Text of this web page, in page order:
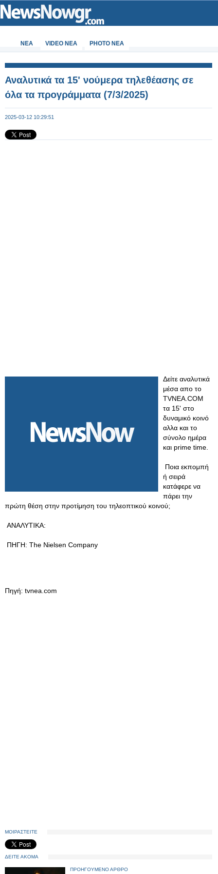
ΝΕΑ VIDEO NEA PHOTO NEA
Αναλυτικά τα 15' νούμερα τηλεθέασης σε
όλα τα προγράμματα (7/3/2025)
2025-03-12 10:29:51
Δείτε αναλυτικά
μέσα απο το
TVNEA.COM
τα 15' στο
δυναμικό κοινό
αλλα και το
σύνολο ημέρα
και prime time.
Ποια εκπομπή
ή σειρά
κατάφερε να
πάρει την
πρώτη θέση στην προτίμηση του τηλεοπτικού κοινού;
ΑΝΑΛΥΤΙΚΑ:
ΠΗΓΗ: The Nielsen Company
Πηγή: tvnea.com
ΜΟΙΡΑΣΤΕΙΤΕ
ΔΕΙΤΕ ΑΚΟΜΑ
ΠΡΟΗΓΟΥΜΕΝΟ ΑΡΘΡΟ